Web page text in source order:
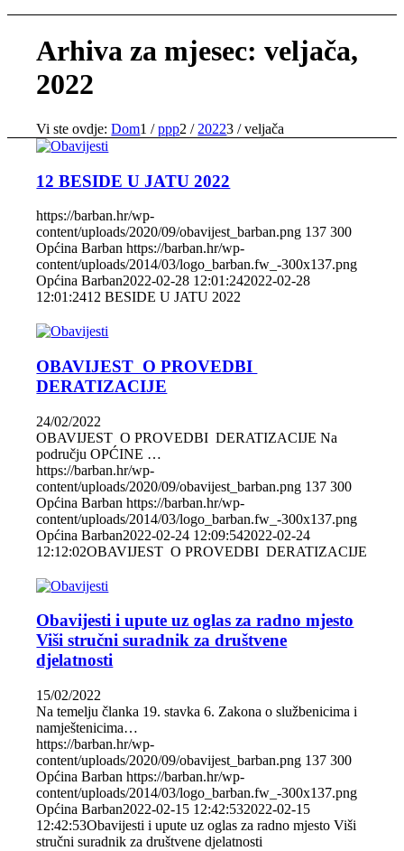
Arhiva za mjesec: veljača,
2022
Vi ste ovdje: Dom1 / ppp2 / 20223 / veljača
12 BESIDE U JATU 2022
https://barban.hr/wp-
content/uploads/2020/09/obavijest_barban.png 137 300
Općina Barban https://barban.hr/wp-
content/uploads/2014/03/logo_barban.fw_-300x137.png
Općina Barban2022-02-28 12:01:242022-02-28
12:01:2412 BESIDE U JATU 2022
OBAVIJEST O PROVEDBI
DERATIZACIJE
24/02/2022
OBAVIJEST O PROVEDBI DERATIZACIJE Na
području OPĆINE …
https://barban.hr/wp-
content/uploads/2020/09/obavijest_barban.png 137 300
Općina Barban https://barban.hr/wp-
content/uploads/2014/03/logo_barban.fw_-300x137.png
Općina Barban2022-02-24 12:09:542022-02-24
12:12:02OBAVIJEST O PROVEDBI DERATIZACIJE
Obavijesti i upute uz oglas za radno mjesto
Viši stručni suradnik za društvene
djelatnosti
15/02/2022
Na temelju članka 19. stavka 6. Zakona o službenicima i
namještenicima…
https://barban.hr/wp-
content/uploads/2020/09/obavijest_barban.png 137 300
Općina Barban https://barban.hr/wp-
content/uploads/2014/03/logo_barban.fw_-300x137.png
Općina Barban2022-02-15 12:42:532022-02-15
12:42:53Obavijesti i upute uz oglas za radno mjesto Viši
stručni suradnik za društvene djelatnosti